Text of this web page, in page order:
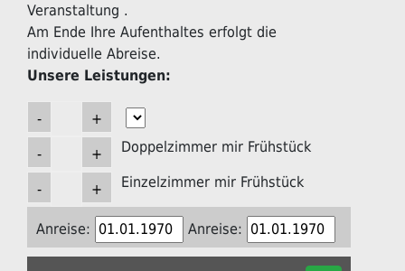
Veranstaltung .
Am Ende Ihre Aufenthaltes erfolgt die
individuelle Abreise.
Unsere Leistungen:
Doppelzimmer mir Frühstück
Einzelzimmer mir Frühstück
Anreise: Anreise: